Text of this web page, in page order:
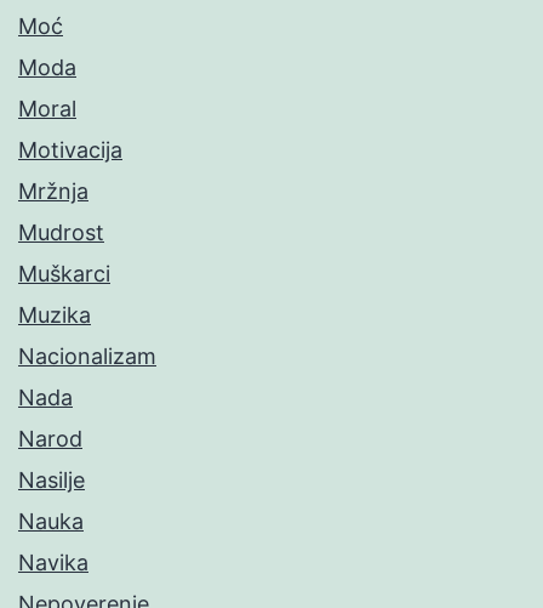
Moć
Moda
Moral
Motivacija
Mržnja
Mudrost
Muškarci
Muzika
Nacionalizam
Nada
Narod
Nasilje
Nauka
Navika